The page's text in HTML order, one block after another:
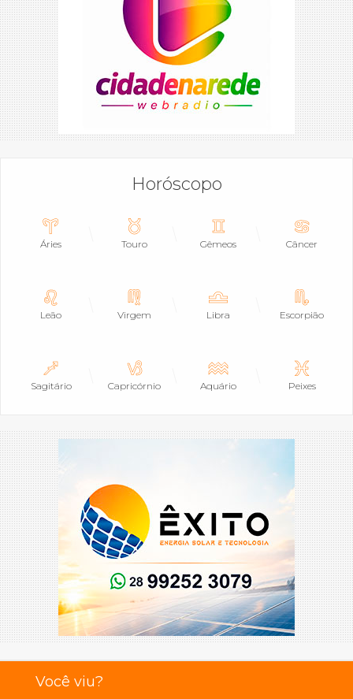
Horóscopo
Áries Touro Gêmeos Câncer
Leão Virgem Libra Escorpião
Sagitário Capricórnio Aquário Peixes
Você viu?